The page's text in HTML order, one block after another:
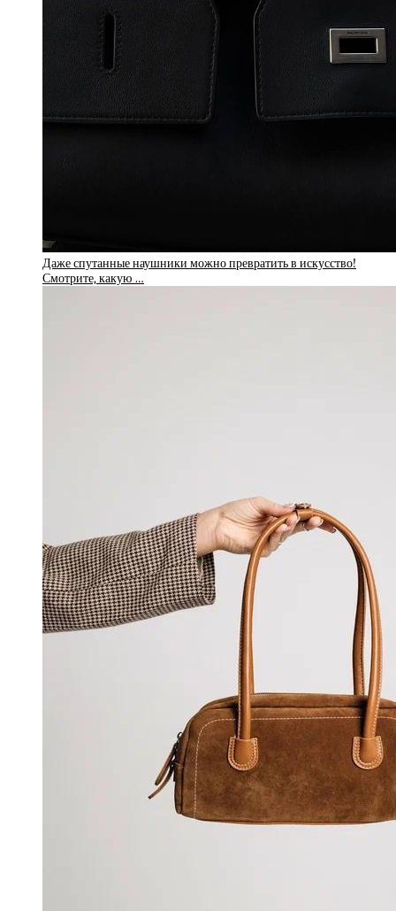
Даже спутанные наушники можно превратить в искусство!
Смотрите, какую …